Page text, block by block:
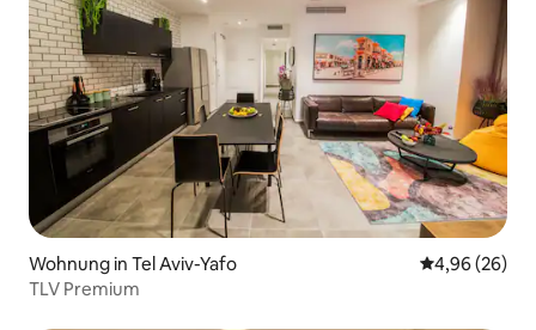
Wohnung in Tel Aviv-Yafo
4,96 (26)
TLV Premium